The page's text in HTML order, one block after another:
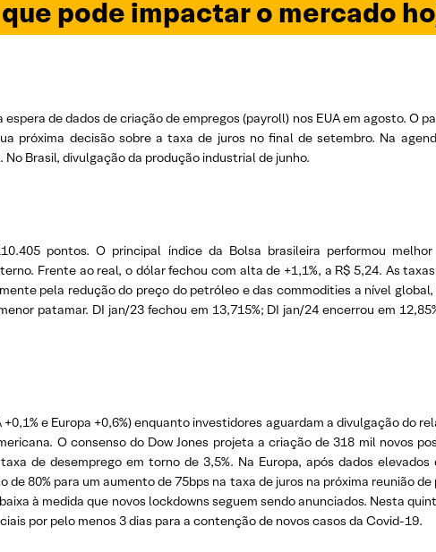
pode impactar o mercado
de dados de criação de empregos (payroll) nos EUA em agosto. O
próxima decisão sobre a taxa de juros no final de setembro. Na
Brasil, divulgação da produção industrial de junho.
pontos. O principal índice da Bolsa brasileira performou
Frente ao real, o dólar fechou com alta de +1,1%, a R$ 5,24. As
pela redução do preço do petróleo e das commodities a nível
patamar. DI jan/23 fechou em 13,715%; DI jan/24 encerrou em
e Europa +0,6%) enquanto investidores aguardam a divulgação do
O consenso do Dow Jones projeta a criação de 318 mil novos
de desemprego em torno de 3,5%. Na Europa, após dados
80% para um aumento de 75bps na taxa de juros na próxima reunião
à medida que novos lockdowns seguem sendo anunciados. Nesta
por pelo menos 3 dias para a contenção de novos casos da Covid-19.